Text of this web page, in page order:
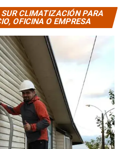
CLIMATIZACIÓN PARA
OFICINA O EMPRESA